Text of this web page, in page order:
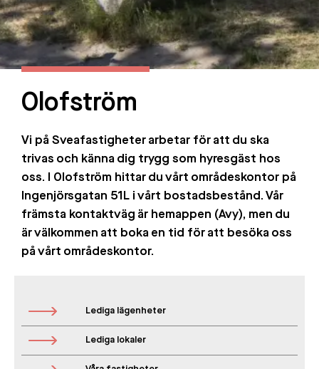
Olofström
Vi på Sveafastigheter arbetar för att du ska
trivas och känna dig trygg som hyresgäst hos
oss. I Olofström hittar du vårt områdeskontor på
Ingenjörsgatan 51L i vårt bostadsbestånd. Vår
främsta kontaktväg är hemappen (Avy), men du
är välkommen att boka en tid för att besöka oss
på vårt områdeskontor.
Lediga lägenheter
Lediga lokaler